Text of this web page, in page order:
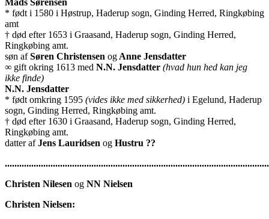
Mads Sørensen
* født i 1580 i Høstrup, Haderup sogn, Ginding Herred, Ringkøbing
amt
† død efter 1653 i Graasand, Haderup sogn, Ginding Herred,
Ringkøbing amt.
søn afSøren Christensen og Anne Jensdatter
∞ gift okring 1613 med N.N. Jensdatter (hvad hun hed kan jeg
ikke finde)
N.N. Jensdatter
* født omkring 1595 (vides ikke med sikkerhed) i Egelund, Haderup
sogn, Ginding Herred, Ringkøbing amt.
† død efter 1630 i Graasand, Haderup sogn, Ginding Herred,
Ringkøbing amt.
datter afJens Lauridsen og Hustru ??
Christen Nilesen og NN Nielsen
Christen Nielsen: